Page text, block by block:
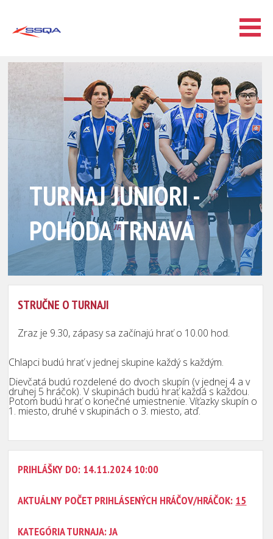
TURNAJ JUNIORI -
POHODA TRNAVA
STRUČNE O TURNAJI
Zraz je 9.30, zápasy sa začínajú hrať o 10.00 hod.
Chlapci budú hrať v jednej skupine každý s každým.
Dievčatá budú rozdelené do dvoch skupín (v jednej 4 a v
druhej 5 hráčok). V skupinách budú hrať každá s každou.
Potom budú hrať o konečné umiestnenie. Víťazky skupín o
1. miesto, druhé v skupinách o 3. miesto, atď.
PRIHLÁŠKY DO: 14.11.2024 10:00
AKTUÁLNY POČET PRIHLÁSENÝCH HRÁČOV/HRÁČOK: 15
KATEGÓRIA TURNAJA: JA